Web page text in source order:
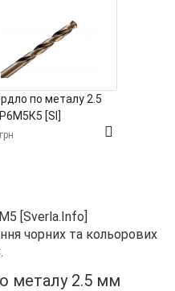
по металу 2.5
[SI]
грн
[Sverla.Info]
чорних та кольорових
металу 2.5 мм